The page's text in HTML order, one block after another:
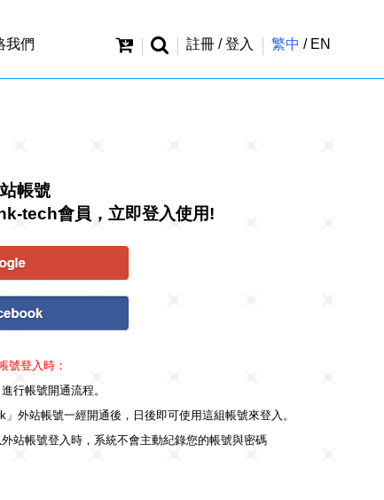
我們 註冊 / 登入 繁中 / EN
帳號
tech會員，立即登入使用!
號登入時：
行帳號開通流程。
外站帳號一經開通後，日後即可使用這組帳號來登入。
站帳號登入時，系統不會主動紀錄您的帳號與密碼